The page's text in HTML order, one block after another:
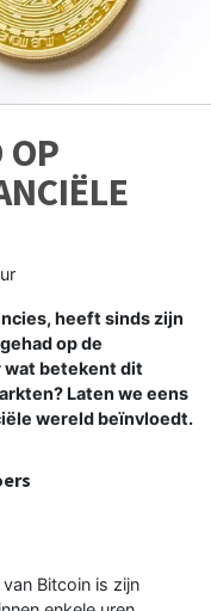
OP
heeft sinds zijn
op de
wat betekent dit
Laten we eens
wereld beïnvloedt.
Bitcoin is zijn